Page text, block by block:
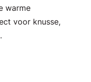
warme
voor knusse,